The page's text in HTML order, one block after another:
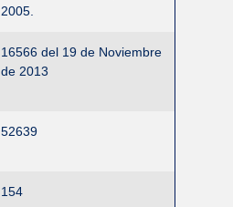
2005.
16566 del 19 de Noviembre
de 2013
52639
154